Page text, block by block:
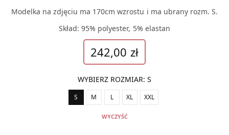
Modelka na zdjęciu ma 170cm wzrostu i ma ubrany rozm. S.
Skład: 95% polyester, 5% elastan
242,00 zł
WYBIERZ ROZMIAR: S
S M L XL XXL
WYCZYŚĆ